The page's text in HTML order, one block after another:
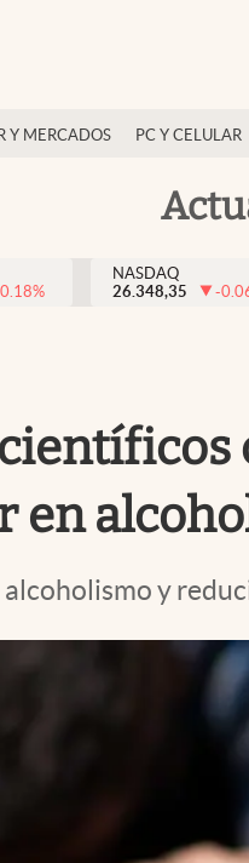
Y MERCADOS PC Y CELULAR
%
NASDAQ
26.348,35
-
en
y